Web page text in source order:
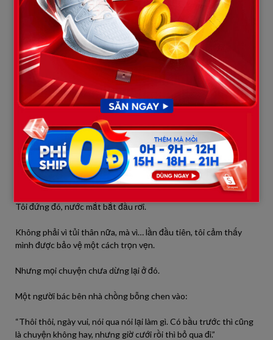
Rồi anh quay sang mẹ mình:
“Mẹ, con không đồng ý với cách mẹ nói.”
Bà giật mình:
“Tuấn! Con nói gì thế?”
Anh nhìn thẳng vào bà:
“Linh là người con yêu, là vợ con, là mẹ của con con. Nếu mẹ
không tôn trọng cô ấy, thì cũng là không tôn trọng con.”
Câu nói đó khiến cả họ nhà trai xôn xao.
Tôi đứng đó, nước mắt bắt đầu rơi.
Không phải vì tủi thân nữa, mà vì… lần đầu tiên, tôi cảm thấy
mình được bảo vệ một cách trọn vẹn.
Nhưng mọi chuyện chưa dừng lại ở đó.
Một người bác bên nhà chồng bỗng chen vào:
“Thôi thôi, ngày vui, nói qua nói lại làm gì. Có bầu trước thì cũng
là chuyện không hay, nhưng giờ cưới rồi thì bỏ qua đi.”